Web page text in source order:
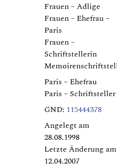
Frauen – Adlige
Frauen – Ehefrau –
Paris
Frauen –
Schriftstellerin
Paris – Ehefrau
Paris – Schriftsteller
GND: 115444378
Angelegt am
28.08.1998
Letzte Änderung am
12.04.2007